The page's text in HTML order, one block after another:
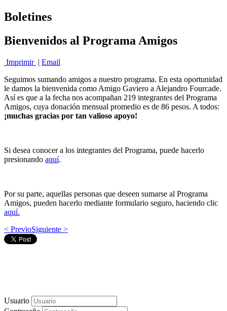
Boletines
Bienvenidos al Programa Amigos
Imprimir | Email
Seguimos sumando amigos a nuestro programa. En esta oportunidad
le damos la bienvenida como Amigo Gaviero a Alejandro Fourcade.
Así es que a la fecha nos acompañan 219 integrantes del Programa
Amigos, cuya donación mensual promedio es de 86 pesos. A todos:
¡muchas gracias por tan valioso apoyo!
Si desea conocer a los integrantes del Programa, puede hacerlo
presionando aquí.
Por su parte, aquellas personas que deseen sumarse al Programa
Amigos, pueden hacerlo mediante formulario seguro, haciendo clic
aquí.
< PrevioSiguiente >
Usuario